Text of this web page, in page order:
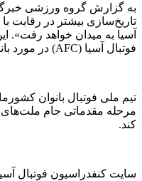
به گزارش گروه ورزشی
تاریخ‌سازی بیشتر در رقابت
آسیا به میدان خواهد رفت».
فوتبال آسیا (AFC) در مورد بانوان کشورمان است.
مرحله مقدماتی جام
کند.
سایت کنفدراسیون فوتبال